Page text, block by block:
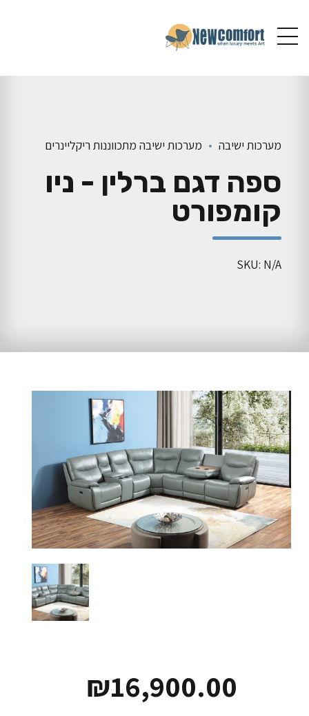
מערכות ישיבה מערכות ישיבה מתכווננות ריקליינרים
ספה דגם ברלין - ניו
קומפורט
SKU: N/A
₪16,900.00